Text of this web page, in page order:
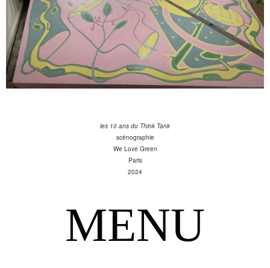
les 10 ans du Think Tank
scénographie
We Love Green
Paris
2024
MENU